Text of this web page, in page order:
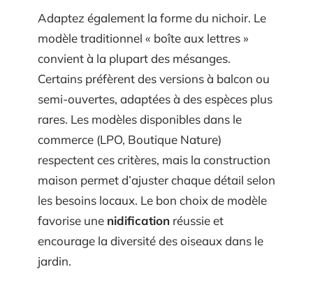
Adaptez également la forme du nichoir. Le
modèle traditionnel « boîte aux lettres »
convient à la plupart des mésanges.
Certains préfèrent des versions à balcon ou
semi-ouvertes, adaptées à des espèces plus
rares. Les modèles disponibles dans le
commerce (LPO, Boutique Nature)
respectent ces critères, mais la construction
maison permet d’ajuster chaque détail selon
les besoins locaux. Le bon choix de modèle
favorise une nidification réussie et
encourage la diversité des oiseaux dans le
jardin.